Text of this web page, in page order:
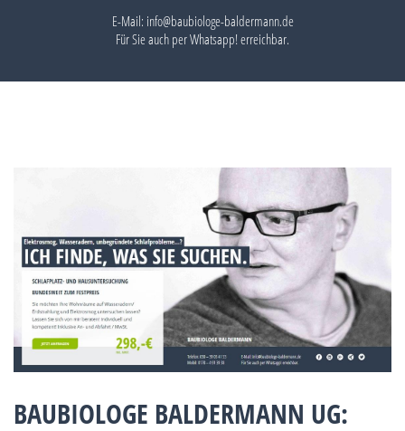
E-Mail: info@baubiologe-baldermann.de
Für Sie auch perWhatsapp!erreichbar.
BAUBIOLOGE BALDERMANN UG: